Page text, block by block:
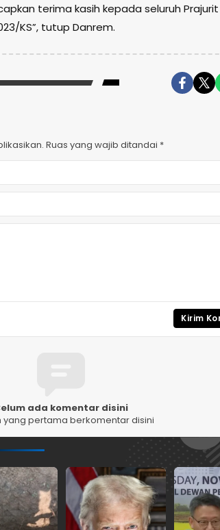
terima kasih kepada seluruh Prajurit
KS”, tutup Danrem.
Ruas yang wajib ditandai *
ada komentar disini
yang pertama berkomentar disini